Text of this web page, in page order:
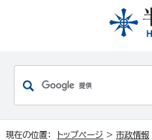
現在の位置： トップページ > 市政情報